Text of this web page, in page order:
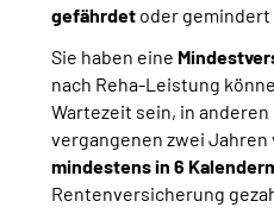
Mein
gefährdet oder gemindert
Sie haben eine
nach Reha-Leistung
Wartezeit sein, in
vergangenen zwei
mindestens in 6
Rentenversicherung